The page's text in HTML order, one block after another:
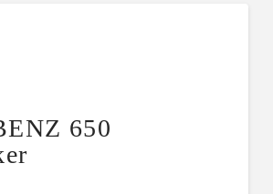
650